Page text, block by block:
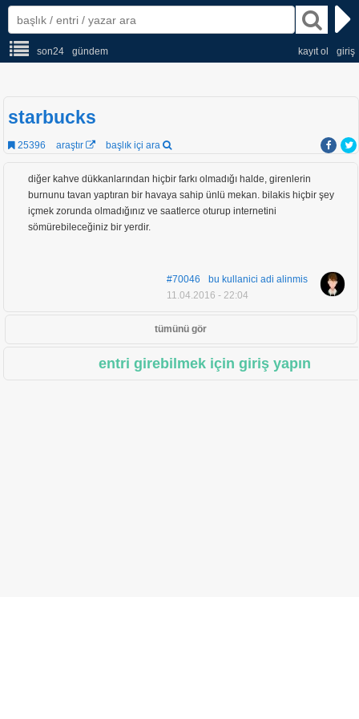
son24 gündem giriş
kayıt ol
starbucks
25396 araştır başlık içi ara
diğer kahve dükkanlarından hiçbir farkı olmadığı halde, girenlerin
burnunu tavan yaptıran bir havaya sahip ünlü mekan. bilakis hiçbir şey
içmek zorunda olmadığınız ve saatlerce oturup internetini
sömürebileceğiniz bir yerdir.
#70046
bu kullanici adi alinmis
11.04.2016 - 22:04
tümünü gör
entri girebilmek için giriş yapın